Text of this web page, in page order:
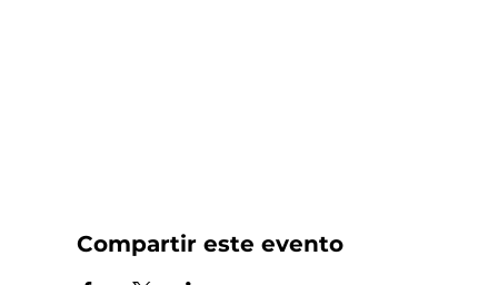
Compartir este evento